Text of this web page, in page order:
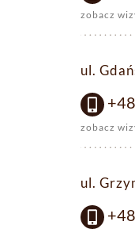
zobacz
ul.
zobacz
ul.